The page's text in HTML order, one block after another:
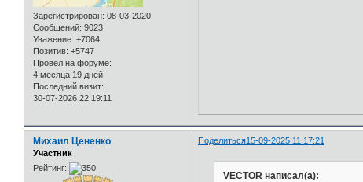
Зарегистрирован: 08-03-2020
Сообщений: 9023
Уважение: +7064
Позитив: +5747
Провел на форуме:
4 месяца 19 дней
Последний визит:
30-07-2026 22:19:11
Поделиться15-09-2025 11:17:21
Михаил Цененко
Участник
Рейтинг:
VECTOR написал(а):